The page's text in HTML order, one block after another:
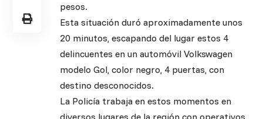
pesos.
Esta situación duró aproximadamente unos
20 minutos, escapando del lugar estos 4
delincuentes en un automóvil Volkswagen
modelo Gol, color negro, 4 puertas, con
destino desconocidos.
La Policía trabaja en estos momentos en